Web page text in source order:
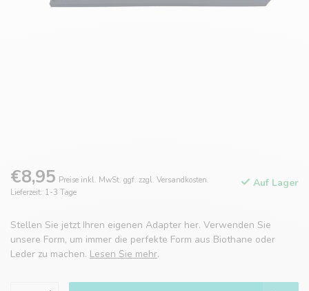
€8,95 Preise inkl. MwSt. ggf. zzgl. Versandkosten.
Lieferzeit: 1-3 Tage
Auf Lager
Stellen Sie jetzt Ihren eigenen Adapter her. Verwenden Sie
unsere Form, um immer die perfekte Form aus Biothane oder
Leder zu machen. Lesen Sie mehr.